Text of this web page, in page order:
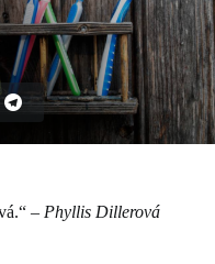
– Phyllis Dillerová